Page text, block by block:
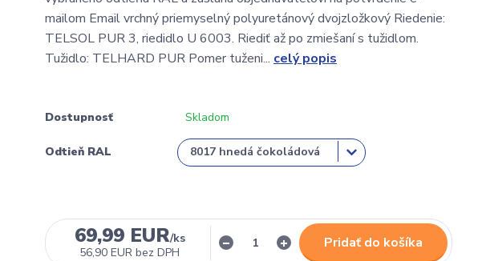
mailom Email vrchný priemyselný polyuretánový dvojzložkový Riedenie:
TELSOL PUR 3, riedidlo U 6003. Riediť až po zmiešaní s tužidlom.
Tužidlo: TELHARD PUR Pomer tuženi... celý popis
Dostupnosť Skladom
Odtieň RAL
69,99 EUR/ks
56,90 EUR bez DPH
Pridať do košíka